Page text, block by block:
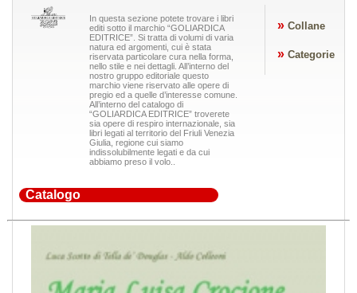
In questa sezione potete trovare i libri
editi sotto il marchio “GOLIARDICA
EDITRICE”. Si tratta di volumi di varia
natura ed argomenti, cui è stata
riservata particolare cura nella forma,
nello stile e nei dettagli. All’interno del
nostro gruppo editoriale questo
marchio viene riservato alle opere di
pregio ed a quelle d’interesse comune.
All’interno del catalogo di
“GOLIARDICA EDITRICE” troverete
sia opere di respiro internazionale, sia
libri legati al territorio del Friuli Venezia
Giulia, regione cui siamo
indissolubilmente legati e da cui
abbiamo preso il volo..
»Collane
»Categorie
Catalogo